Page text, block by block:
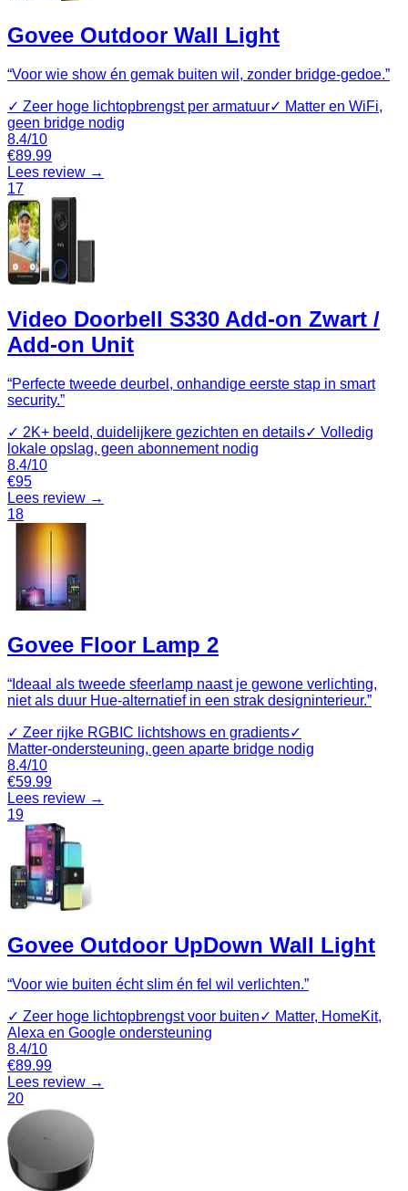
Govee Outdoor Wall Light
“Voor wie show én gemak buiten wil, zonder bridge-gedoe.”
✓ Zeer hoge lichtopbrengst per armatuur✓ Matter en WiFi,
geen bridge nodig
8.4/10
€89.99
Lees review →
17
Video Doorbell S330 Add-on Zwart /
Add-on Unit
“Perfecte tweede deurbel, onhandige eerste stap in smart
security.”
✓ 2K+ beeld, duidelijkere gezichten en details✓ Volledig
lokale opslag, geen abonnement nodig
8.4/10
€95
Lees review →
18
Govee Floor Lamp 2
“ Ideaal als tweede sfeerlamp naast je gewone verlichting,
niet als duur Hue‑alternatief in een strak designinterieur.”
✓ Zeer rijke RGBIC lichtshows en gradients✓
Matter‑ondersteuning, geen aparte bridge nodig
8.4/10
€59.99
Lees review →
19
Govee Outdoor UpDown Wall Light
“Voor wie buiten écht slim én fel wil verlichten.”
✓ Zeer hoge lichtopbrengst voor buiten✓ Matter, HomeKit,
Alexa en Google ondersteuning
8.4/10
€89.99
Lees review →
20